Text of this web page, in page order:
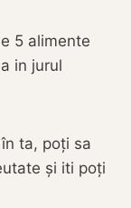
5 alimente
in jurul
ta, poți sa
și iti poți